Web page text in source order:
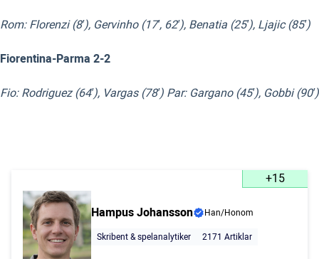
Rom: Florenzi (8′), Gervinho (17′, 62′), Benatia (25′), Ljajic (85′)
Fiorentina-Parma 2-2
Fio: Rodriguez (64′), Vargas (78′) Par: Gargano (45′), Gobbi (90′)
+15
Hampus Johansson
Han/Honom
Skribent & spelanalytiker
2171 Artiklar